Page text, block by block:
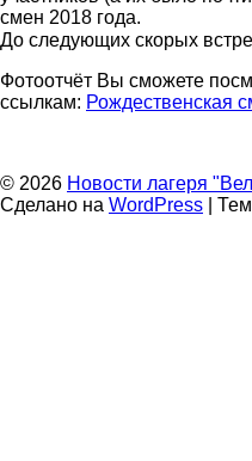
смен 2018 года.
До следующих скорых
Фотоотчёт Вы сможете
ссылкам: Рождественская
© 2026 Новости лагеря
Сделано на WordPress